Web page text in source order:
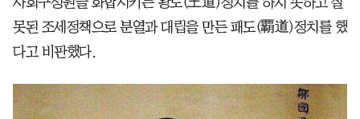
못된 조세정책으로 분열과 대립을 만든 패도(覇道)정치를 했
다고 비판했다.